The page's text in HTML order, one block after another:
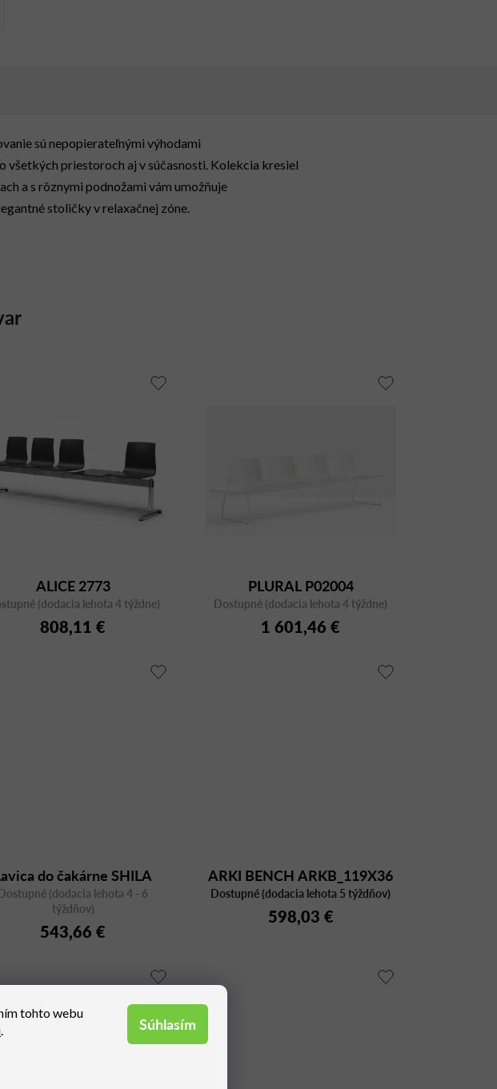
tohto webu
. Súhlasím
sú nepopierateľnými výhodami
priestoroch aj v súčasnosti. Kolekcia kresiel
a s rôznymi podnožami vám umožňuje
stoličky v relaxačnej zóne.
ALICE 2773
(dodacia lehota 4 týždne)
808,11 €
PLURAL P02004
Dostupné (dodacia lehota 4 týždne)
1 601,46 €
do čakárne SHILA
SH2S1B s podrúčkami
(dodacia lehota 4 - 6
týždňov)
543,66 €
ARKI BENCH ARKB_119X36
Dostupné (dodacia lehota 5 týždňov)
598,03 €